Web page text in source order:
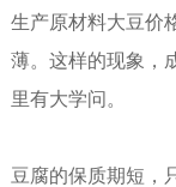
生产原材料大豆价
薄。这样的现象，
里有大学问。
豆腐的保质期短，